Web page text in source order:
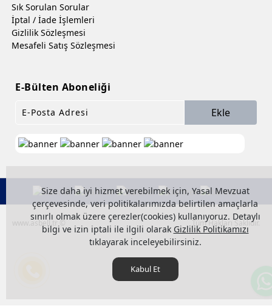
Size daha iyi hizmet verebilmek için, Yasal Mevzuat
çerçevesinde, veri politikalarımızda belirtilen amaçlarla
sınırlı olmak üzere çerezler(cookies) kullanıyoruz. Detaylı
bilgi ve izin iptali ile ilgili olarak Gizlilik Politikamızı
tıklayarak inceleyebilirsiniz.
Kabul Et
Sık Sorulan Sorular
İptal / İade İşlemleri
Gizlilik Sözleşmesi
Mesafeli Satış Sözleşmesi
E-Bülten Aboneliği
Ekle
www.asbell.tr © Tüm Hakları Saklıdır.